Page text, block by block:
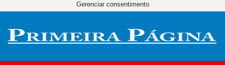
Gerenciar consentimento